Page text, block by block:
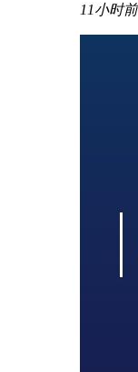
11小时前